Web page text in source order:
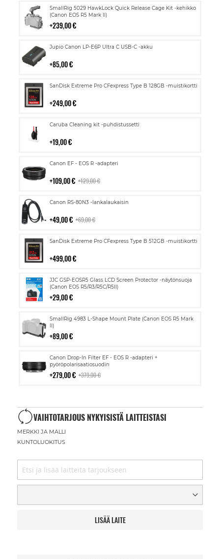
SmallRig 5029 HawkLock Quick Release Cage Kit -kehikko
(Canon EOS R5 Mark II)
239,00 €
Lisää
ostoskoriin
Jupio Canon LP-E6P Ultra C USB-C -akku
85,00 €
Lisää
SanDisk Extreme Pro CFexpress Type B 128GB -muistikortti
249,00 €
Lisää
Caruba Cleaning kit -puhdistussetti
19,00 €
Lisää
Canon EF - EOS R -adapteri
109,00 € 129,00 €
Lisää
Canon RS-80N3 -lankalaukaisin
49,00 € 69,00 €
Lisää
SanDisk Extreme Pro CFexpress Type B 512GB -muistikortti
499,00 €
Lisää
JJC GSP-EOSR5 Glass LCD Screen Protector -näytönsuoja
(Canon EOS R5/R3/R5C/R5II)
29,00 €
Lisää
ostoskoriin
SmallRig 4983 L-Shape Mount Plate (Canon EOS R5 Mark
II)
89,00 €
Lisää
ostoskoriin
Canon Drop-In Filter EF - EOS R -adapteri +
pyöröpolarisaatiosuodin
279,00 € 379,00 €
Lisää
ostoskoriin
VAIHTOTARJOUS NYKYISISTÄ LAITTEISTASI
MERKKI JA MALLI
KUNTOLUOKITUS
LISÄÄ LAITE